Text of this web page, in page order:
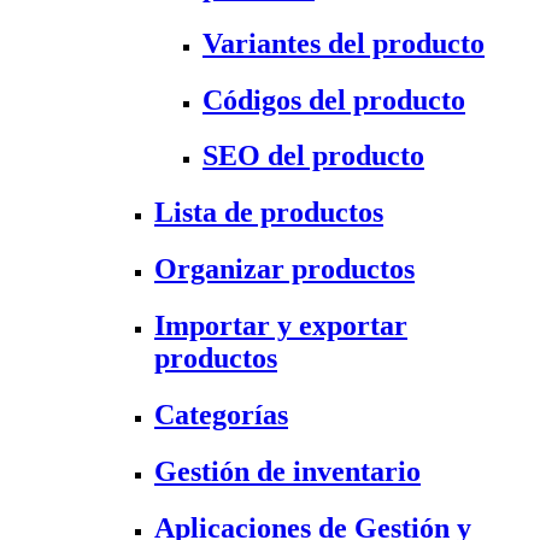
Variantes del producto
Códigos del producto
SEO del producto
Lista de productos
Organizar productos
Importar y exportar
productos
Categorías
Gestión de inventario
Aplicaciones de Gestión y